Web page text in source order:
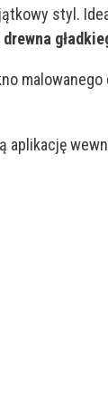
styl.
aplikację